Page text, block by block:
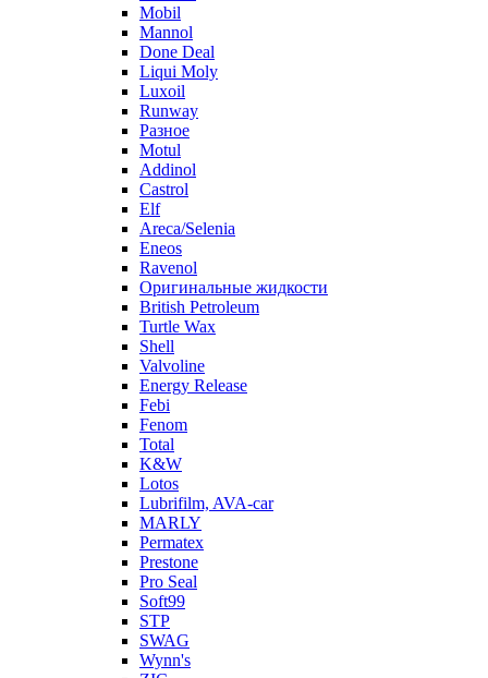
Mobil
Mannol
Done Deal
Liqui Moly
Luxoil
Runway
Разное
Motul
Addinol
Castrol
Elf
Areca/Selenia
Eneos
Ravenol
Оригинальные жидкости
British Petroleum
Turtle Wax
Shell
Valvoline
Energy Release
Febi
Fenom
Total
K&W
Lotos
Lubrifilm, AVA-car
MARLY
Permatex
Prestone
Pro Seal
Soft99
STP
SWAG
Wynn's